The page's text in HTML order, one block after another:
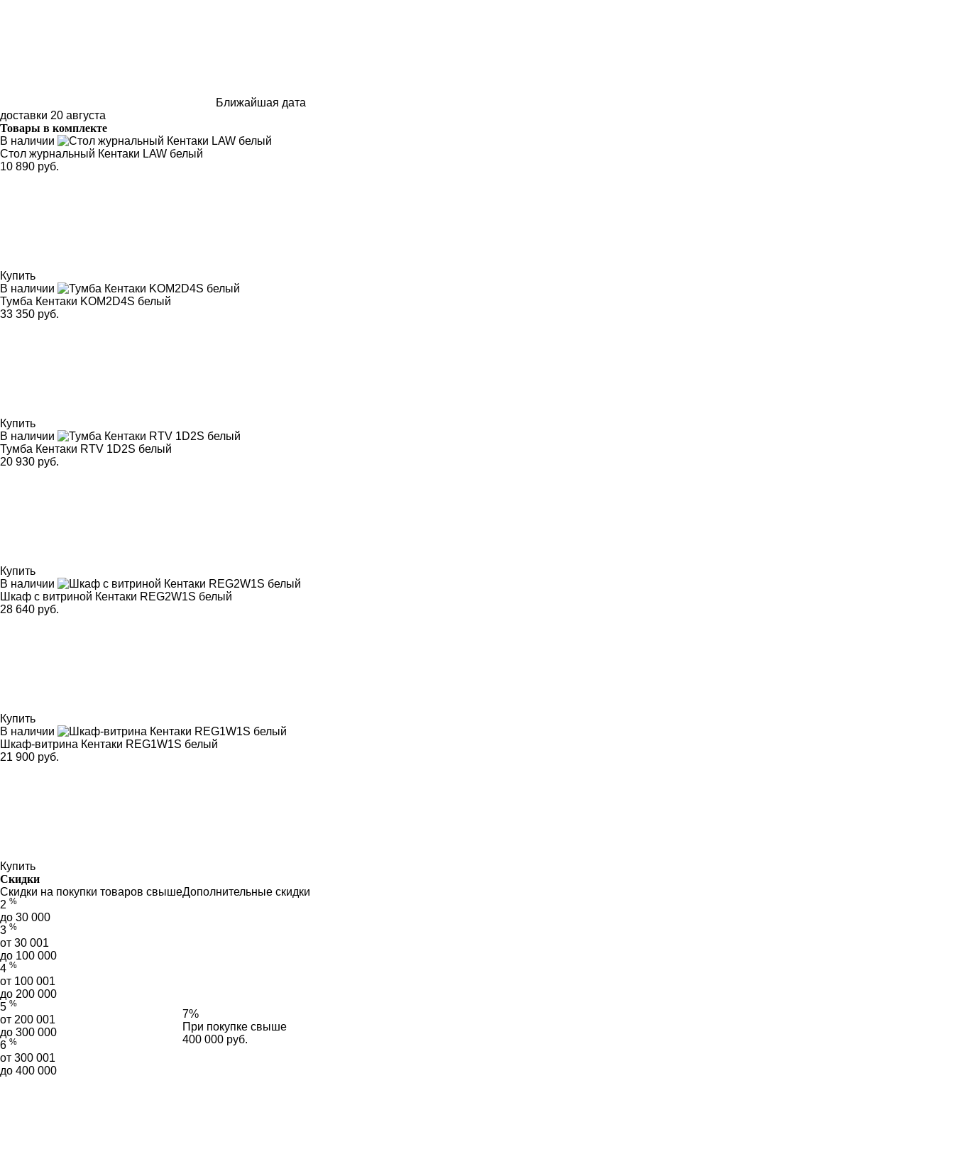
Ближайшая дата
доставки 20 августа
Товары в комплекте
В наличии
Стол журнальный Кентаки LAW белый
10 890 руб.
Купить
В наличии
Тумба Кентаки KOM2D4S белый
33 350 руб.
Купить
В наличии
Тумба Кентаки RTV 1D2S белый
20 930 руб.
Купить
В наличии
Шкаф с витриной Кентаки REG2W1S белый
28 640 руб.
Купить
В наличии
Шкаф-витрина Кентаки REG1W1S белый
21 900 руб.
Купить
Скидки
Скидки на покупки товаров свыше
2 %
до 30 000
3 %
от 30 001
до 100 000
4 %
от 100 001
до 200 000
5 %
от 200 001
до 300 000
6 %
от 300 001
до 400 000
Дополнительные скидки
7%
При покупке свыше
400 000 руб.